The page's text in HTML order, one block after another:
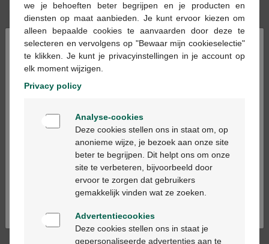
Commander Réserver
En stock en ligne
Quantité max. = 12
Les jours ouvrables commandé avant 12h, livré
le jour ouvrable suivant
gratuite dans votre pharmacie Multipharma
Livraison à domicilegratuiteà partir de 55 €
Paiement
sécurisé
Service clientèle
par chat ou formulaire de contact
×
Bienvenue
Ga verder in het nederlands
Continuez en français
we je behoeften beter begrijpen en je producten en
diensten op maat aanbieden. Je kunt ervoor kiezen om
alleen bepaalde cookies te aanvaarden door deze te
selecteren en vervolgens op "Bewaar mijn cookieselectie"
te klikken. Je kunt je privacyinstellingen in je account op
elk moment wijzigen.
Privacy policy
Analyse-cookies
Deze cookies stellen ons in staat om, op
anonieme wijze, je bezoek aan onze site
beter te begrijpen. Dit helpt ons om onze
site te verbeteren, bijvoorbeeld door
ervoor te zorgen dat gebruikers
gemakkelijk vinden wat ze zoeken.
Advertentiecookies
Deze cookies stellen ons in staat je
gepersonaliseerde advertenties aan te